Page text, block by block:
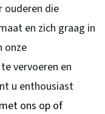
ouderen die
en zich graag in
onze
vervoeren en
u enthousiast
met ons op of